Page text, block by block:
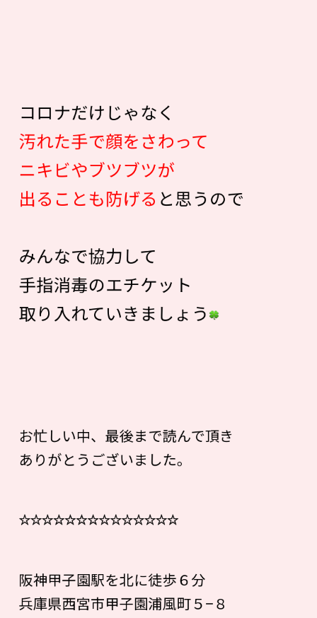
コロナだけじゃなく
汚れた手で顔をさわって
ニキビやブツブツが
出ることも防げる と思うので
みんなで協力して
手指消毒のエチケット
取り入れていきましょう
お忙しい中、最後まで読んで頂き
ありがとうございました。
☆☆☆☆☆☆☆☆☆☆☆☆☆☆
阪神甲子園駅を北に徒歩６分
兵庫県西宮市甲子園浦風町５−８